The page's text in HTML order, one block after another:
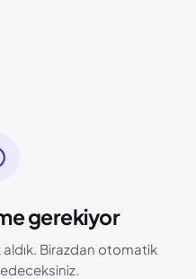
gerekiyor
Birazdan otomatik